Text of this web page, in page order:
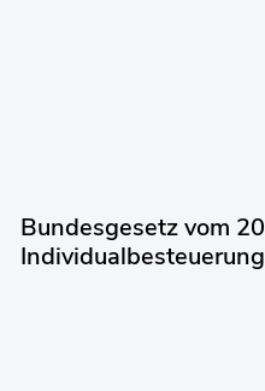
Bundesgesetz vom